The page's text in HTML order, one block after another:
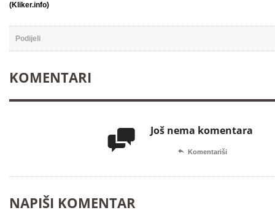
(Kliker.info)
Podijeli
KOMENTARI
 Još nema komentara
 Komentariši
NAPIŠI KOMENTAR